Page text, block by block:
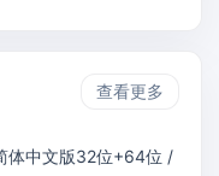
查看更多
体中文版32位+64位 /